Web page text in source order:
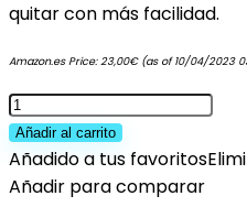
quitar con más facilidad.
Amazon.es Price:23,00€(as of 10/04/2023
Grimas
Maquillaje
al
Agua
Añadir al carrito
Añadido a tus favoritos
Añadir para comparar